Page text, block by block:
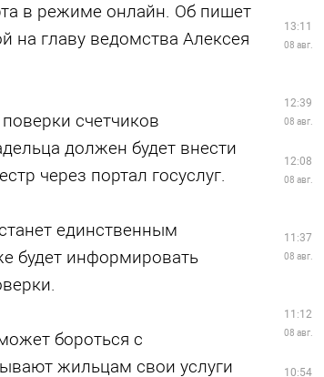
в режиме онлайн. Об пишет
на главу ведомства Алексея
счетчиков
должен будет внести
через портал госуслуг.
единственным
будет информировать
бороться с
жильцам свои услуги
13:11
08 авг.
12:39
08 авг.
12:08
08 авг.
11:37
08 авг.
11:12
08 авг.
10:54